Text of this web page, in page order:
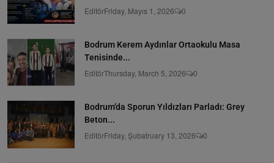
EditörFriday, Mayıs 1, 2026 0
Bodrum Kerem Aydınlar Ortaokulu Masa
Tenisinde...
EditörThursday, March 5, 2026 0
Bodrum’da Sporun Yıldızları Parladı: Grey
Beton...
EditörFriday, Şubatruary 13, 2026 0